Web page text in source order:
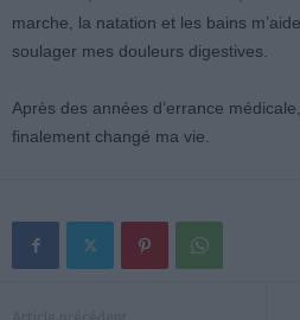
marche, la natation et les bains
soulager mes douleurs digestives.
Après des années d’errance
finalement changé ma vie.